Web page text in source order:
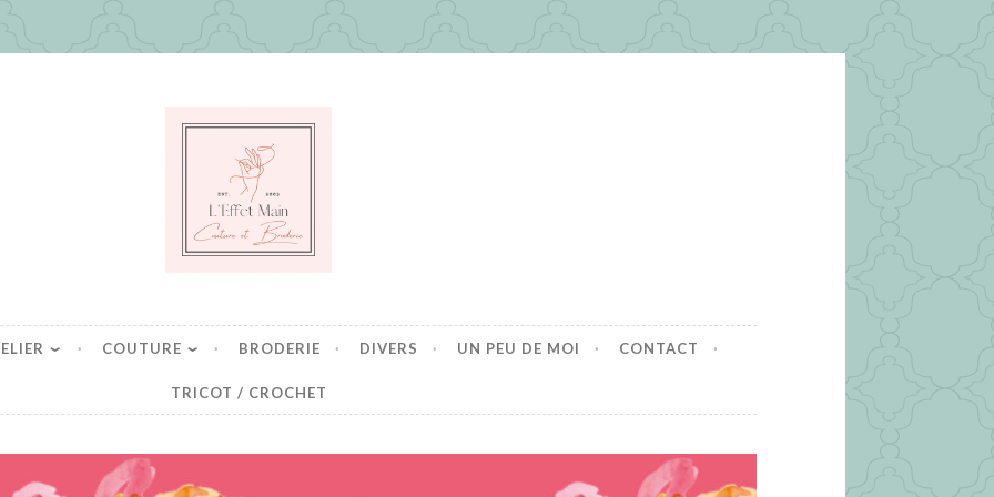
COUTURE BRODERIE DIVERS UN PEU DE MOI CONTACT
TRICOT / CROCHET